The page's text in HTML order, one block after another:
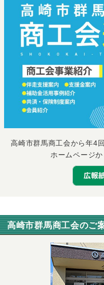
高崎市群馬商工会から年4
ホームページか
高崎市群馬商工会のご